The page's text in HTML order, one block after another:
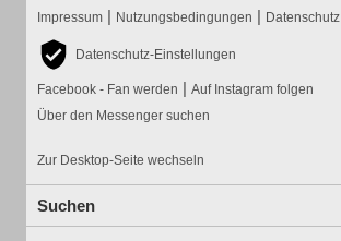
Impressum | Nutzungsbedingungen | Datenschutz
Datenschutz-Einstellungen
Facebook - Fan werden | Auf Instagram folgen
Über den Messenger suchen
Zur Desktop-Seite wechseln
Suchen